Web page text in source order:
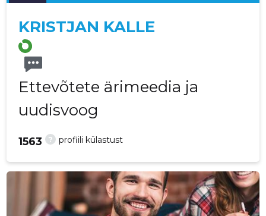
KRISTJAN KALLE
Ettevõtete ärimeedia ja
uudisvoog
? profiili külastust
1563